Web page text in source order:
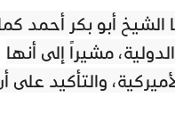
الشيخ أبو بكر أحمد
مشيراً إلى أنها
والتأكيد على